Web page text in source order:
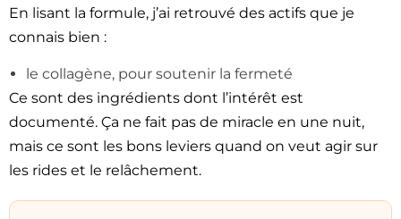
En lisant la formule, j’ai retrouvé des actifs que je
connais bien :
le collagène, pour soutenir la fermeté
Ce sont des ingrédients dont l’intérêt est
documenté. Ça ne fait pas de miracle en une nuit,
mais ce sont les bons leviers quand on veut agir sur
les rides et le relâchement.